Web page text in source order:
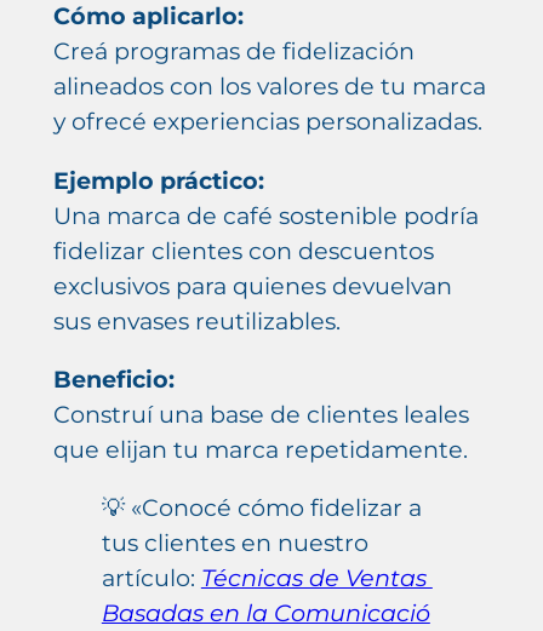
Cómo aplicarlo:
Creá programas de fidelización
alineados con los valores de tu marca
y ofrecé experiencias personalizadas.
Ejemplo práctico:
Una marca de café sostenible podría
fidelizar clientes con descuentos
exclusivos para quienes devuelvan
sus envases reutilizables.
Beneficio:
Construí una base de clientes leales
que elijan tu marca repetidamente.
💡 «Conocé cómo fidelizar a
tus clientes en nuestro
artículo: Técnicas de Ventas
Basadas en la Comunicació